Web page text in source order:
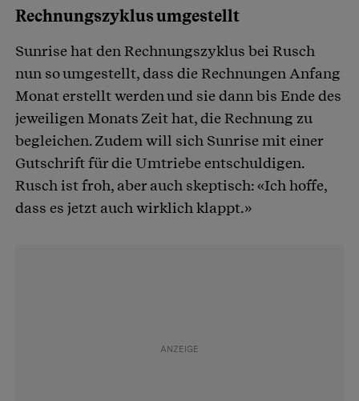
Rechnungszyklus umgestellt
Sunrise hat den Rechnungszyklus bei Rusch
nun so umgestellt, dass die Rechnungen Anfang
Monat erstellt werden und sie dann bis Ende des
jeweiligen Monats Zeit hat, die Rechnung zu
begleichen. Zudem will sich Sunrise mit einer
Gutschrift für die Umtriebe entschuldigen.
Rusch ist froh, aber auch skeptisch: «Ich hoffe,
dass es jetzt auch wirklich klappt.»